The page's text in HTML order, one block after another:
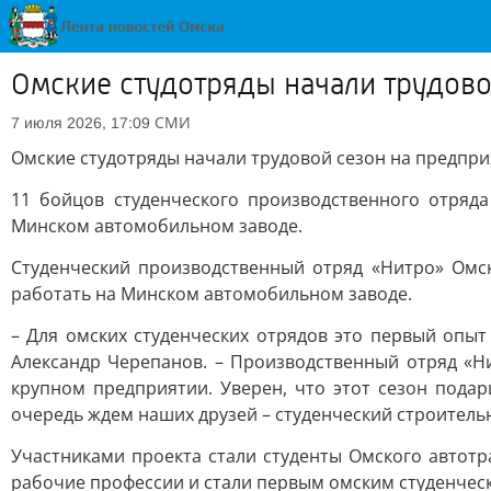
Омские студотряды начали
7 июля 2026, 17:09 СМИ
Омские студотряды начали трудовой сезон на
11 бойцов студенческого производственного
Минском автомобильном заводе.
Студенческий производственный отряд «Нитро»
работать на Минском автомобильном заводе.
– Для омских студенческих отрядов это первый
Александр Черепанов. – Производственный отряд
крупном предприятии. Уверен, что этот сезон
очередь ждем наших друзей – студенческий
Участниками проекта стали студенты Омского
рабочие профессии и стали первым омским